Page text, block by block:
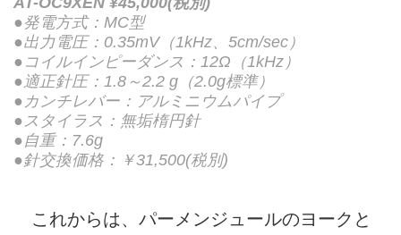
●発電方式：MC型
●出力電圧：0.35mV（1kHz、5cm/sec）
●コイルインピーダンス：12Ω（1kHz）
●適正針圧：1.8～2.2 g（2.0g標準）
●カンチレバー：アルミニウムパイプ
●スタイラス：無垢楕円針
●自重：7.6g
●針交換価格：￥31,500(税別)
これからは、パーメンジュールのヨークと